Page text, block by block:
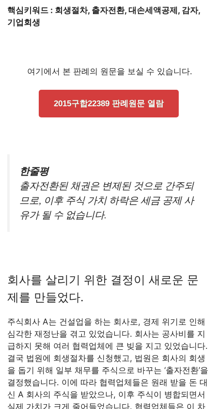
핵심키워드 : 회생절차, 출자전환, 대손세액공제, 감자,
기업회생
여기에서 본 판례의 원문을 보실 수 있습니다.
2015구합22389 판례원문 열람
한줄평
출자전환된 채권은 변제된 것으로 간주되
므로, 이후 주식 가치 하락은 세금 공제 사
유가 될 수 없습니다.
회사를 살리기 위한 결정이 새로운 문
제를 만들었다.
주식회사 A는 건설업을 하는 회사로, 경제 위기로 인해
심각한 재정난을 겪고 있었습니다. 회사는 공사비를 지
급하지 못해 여러 협력업체에 큰 빚을 지고 있었습니다.
결국 법원에 회생절차를 신청했고, 법원은 회사의 회생
을 돕기 위해 일부 채무를 주식으로 바꾸는 ‘출자전환’을
결정했습니다. 이에 따라 협력업체들은 원래 받을 돈 대
신 A 회사의 주식을 받았으나, 이후 주식이 병합되면서
실제 가치가 크게 줄어들었습니다. 협력업체들은 이 차